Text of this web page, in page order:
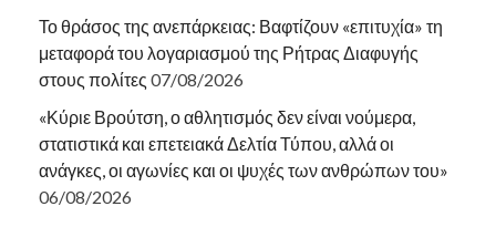
Το θράσος της ανεπάρκειας: Βαφτίζουν «επιτυχία» τη
μεταφορά του λογαριασμού της Ρήτρας Διαφυγής
στους πολίτες 07/08/2026
«Κύριε Βρούτση, ο αθλητισμός δεν είναι νούμερα,
στατιστικά και επετειακά Δελτία Τύπου, αλλά οι
ανάγκες, οι αγωνίες και οι ψυχές των ανθρώπων του»
06/08/2026